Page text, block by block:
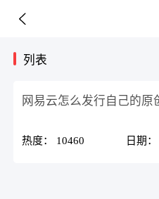
列表
网易云怎么发行自己的原
热度： 10460 日期